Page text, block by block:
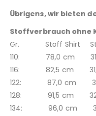
Übrigens, wir bieten
Stoffverbrauch ohne
Gr. Stoff Shirt
110: 78,0 cm
116: 82,5 cm
122: 87,0 cm
128: 91,5 cm
134: 96,0 cm